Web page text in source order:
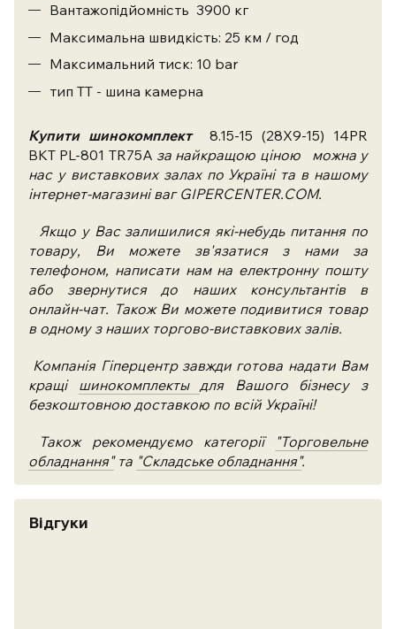
Вантажопідйомність 3900 кг
Максимальна швидкість: 25 км / год
Максимальний тиск: 10 bar
тип ТТ - шина камерна
Купити шинокомплект 8.15-15 (28X9-15) 14PR
BKT PL-801 TR75A за найкращою ціною
можна у
нас у виставкових залах по Україні та в нашому
інтернет-магазині ваг GIPERCENTER.COM.
Якщо у Вас залишилися які-небудь питання по
товару, Ви можете зв'язатися з нами за
телефоном, написати нам на електронну пошту
або звернутися до наших консультантів в
онлайн-чат. Також Ви можете подивитися товар
в одному з наших торгово-виставкових залів.
Компанія Гіперцентр завжди готова надати Вам
кращі шинокомплектыдля Вашого бізнесу з
безкоштовною доставкою по всій Україні!
Також рекомендуємо категорії "Торговельне
обладнання"та "Складське обладнання".
Відгуки